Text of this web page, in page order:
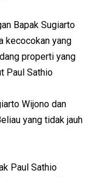
Bapak Sugiarto
kecocokan yang
properti yang
Paul Sathio
Wijono dan
yang tidak jauh
Paul Sathio